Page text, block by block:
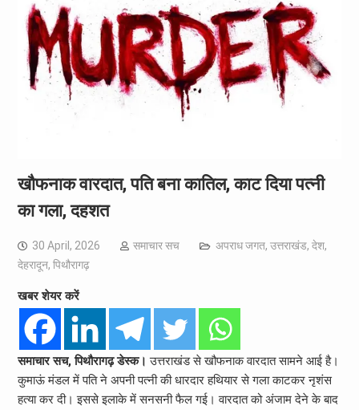
खौफनाक वारदात, पति बना कातिल, काट दिया पत्नी
का गला, दहशत
30 April, 2026 समाचार सच अपराध जगत, उत्तराखंड, देश,
देहरादून, पिथौरागढ़
खबर शेयर करें
समाचार सच, पिथौरागढ़ डेस्क।उत्तराखंड से खौफनाक वारदात सामने आई है।
कुमाऊं मंडल में पति ने अपनी पत्नी की धारदार हथियार से गला काटकर नृशंस
हत्या कर दी। इससे इलाके में सनसनी फैल गई। वारदात को अंजाम देने के बाद